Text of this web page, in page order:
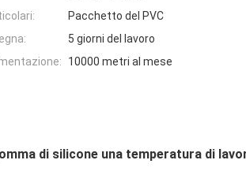
Pacchetto del PVC
5 giorni del lavoro
10000 metri al mese
di silicone una temperatura di